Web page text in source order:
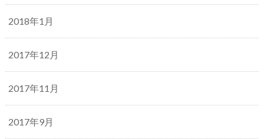
2018年1月
2017年12月
2017年11月
2017年9月